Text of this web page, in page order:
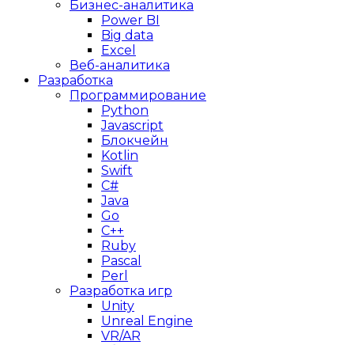
Бизнес-аналитика
Power BI
Big data
Excel
Веб-аналитика
Разработка
Программирование
Python
Javascript
Блокчейн
Kotlin
Swift
C#
Java
Go
C++
Ruby
Pascal
Perl
Разработка игр
Unity
Unreal Engine
VR/AR